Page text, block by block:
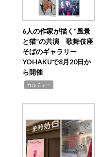
6人の作家が描く“風景
と猫”の共演 歌舞伎座
そばのギャラリー
YOHAKUで8月20日か
ら開催
カルチャー